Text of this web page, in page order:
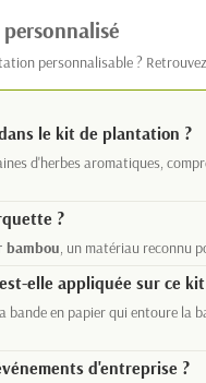
personnalisable ?
le kit de plantation ?
d'herbes aromatiques,
?
bambou, un matériau reconnu
elle appliquée sur ce
bande en papier qui entoure la
d'entreprise ?